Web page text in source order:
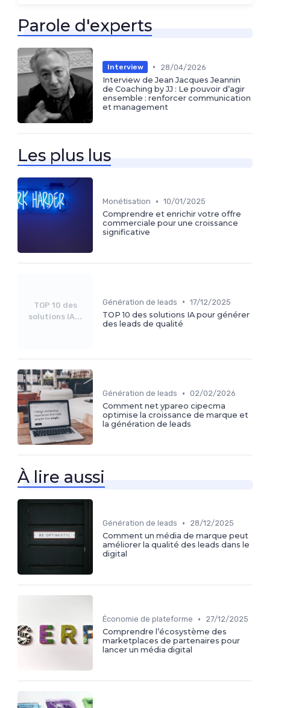
Parole d'experts
Interview •
28/04/2026
Interview de Jean Jacques Jeannin
de Coaching by JJ : Le pouvoir d’agir
ensemble : renforcer communication
et management
Les plus lus
Monétisation • 10/01/2025
Comprendre et enrichir votre offre
commerciale pour une croissance
significative
TOP 10 des
solutions IA...
Génération de leads • 17/12/2025
TOP 10 des solutions IA pour générer
des leads de qualité
Génération de leads • 02/02/2026
Comment net ypareo cipecma
optimise la croissance de marque et
la génération de leads
À lire aussi
Génération de leads •
28/12/2025
Comment un média de marque peut
améliorer la qualité des leads dans le
digital
Économie de plateforme •
27/12/2025
Comprendre l’écosystème des
marketplaces de partenaires pour
lancer un média digital